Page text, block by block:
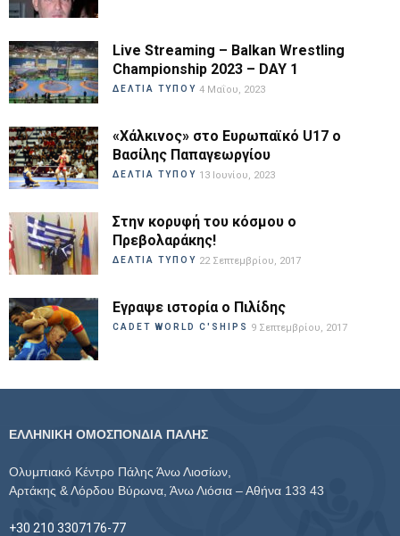
Live Streaming – Balkan Wrestling
Championship 2023 – DAY 1
ΔΕΛΤΙΑ ΤΥΠΟΥ 4 Μαΐου, 2023
«Χάλκινος» στο Ευρωπαϊκό U17 ο
Βασίλης Παπαγεωργίου
ΔΕΛΤΙΑ ΤΥΠΟΥ 13 Ιουνίου, 2023
Στην κορυφή του κόσμου ο
Πρεβολαράκης!
ΔΕΛΤΙΑ ΤΥΠΟΥ 22 Σεπτεμβρίου, 2017
Εγραψε ιστορία ο Πιλίδης
CADET WORLD C'SHIPS 9 Σεπτεμβρίου, 2017
ΕΛΛΗΝΙΚΗ ΟΜΟΣΠΟΝΔΙΑ ΠΑΛΗΣ
Ολυμπιακό Κέντρο Πάλης Άνω Λιοσίων,
Αρτάκης & Λόρδου Βύρωνα, Άνω Λιόσια – Αθήνα 133 43
+30 210 3307176-77